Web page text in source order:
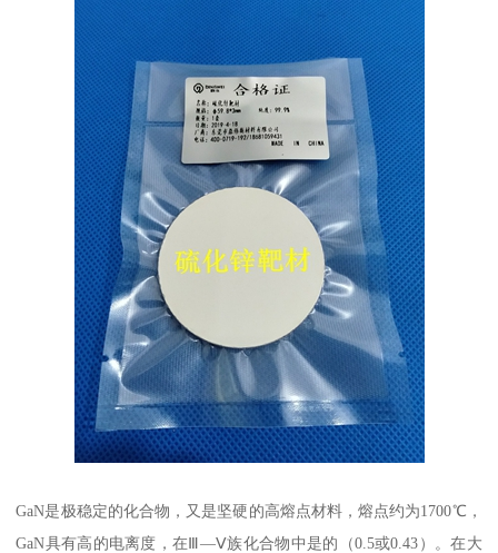
GaN是极稳定的化合物，又是坚硬的高熔点材料，熔点约为1700℃，
GaN具有高的电离度，在Ⅲ—Ⅴ族化合物中是的（0.5或0.43）。在大